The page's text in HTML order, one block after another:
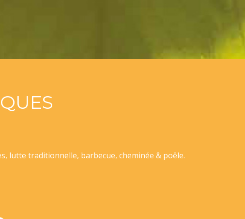
lutte traditionnelle, barbecue, cheminée & poêle.